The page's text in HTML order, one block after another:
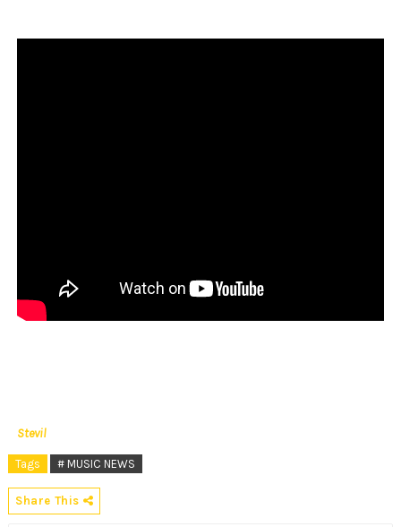
Stevil
Tags # MUSIC NEWS
Share This